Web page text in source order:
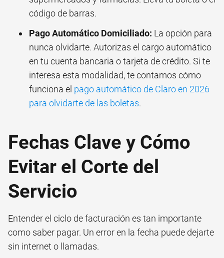
código de barras.
Pago Automático Domiciliado: La opción para
nunca olvidarte. Autorizas el cargo automático
en tu cuenta bancaria o tarjeta de crédito. Si te
interesa esta modalidad, te contamos cómo
funciona el pago automático de Claro en 2026
para olvidarte de las boletas.
Fechas Clave y Cómo
Evitar el Corte del
Servicio
Entender el ciclo de facturación es tan importante
como saber pagar. Un error en la fecha puede dejarte
sin internet o llamadas.